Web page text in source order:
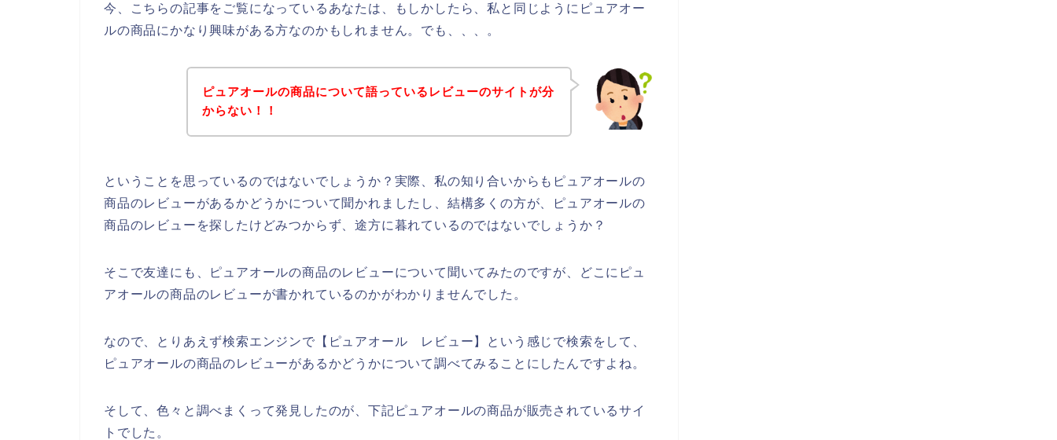
今、こちらの記事をご覧になっているあなたは、もしかしたら、私と同じようにピュアオー
ルの商品にかなり興味がある方なのかもしれません。でも、、、。
ピュアオールの商品について語っているレビューのサイトが分
からない！！
ということを思っているのではないでしょうか？実際、私の知り合いからもピュアオールの
商品のレビューがあるかどうかについて聞かれましたし、結構多くの方が、ピュアオールの
商品のレビューを探したけどみつからず、途方に暮れているのではないでしょうか？
そこで友達にも、ピュアオールの商品のレビューについて聞いてみたのですが、どこにピュ
アオールの商品のレビューが書かれているのかがわかりませんでした。
なので、とりあえず検索エンジンで【ピュアオール レビュー】という感じで検索をして、
ピュアオールの商品のレビューがあるかどうかについて調べてみることにしたんですよね。
そして、色々と調べまくって発見したのが、下記ピュアオールの商品が販売されているサイ
トでした。